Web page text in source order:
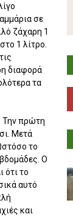
σε
ζάχαρη 1
1 λίτρο.
διαφορά
τα
Την πρώτη
Μετά
το
Ο
ότι το
αυτό
και